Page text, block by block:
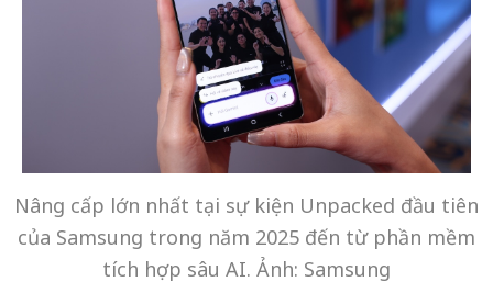
Nâng cấp lớn nhất tại sự kiện Unpacked đầu tiên
của Samsung trong năm 2025 đến từ phần mềm
tích hợp sâu AI. Ảnh: Samsung